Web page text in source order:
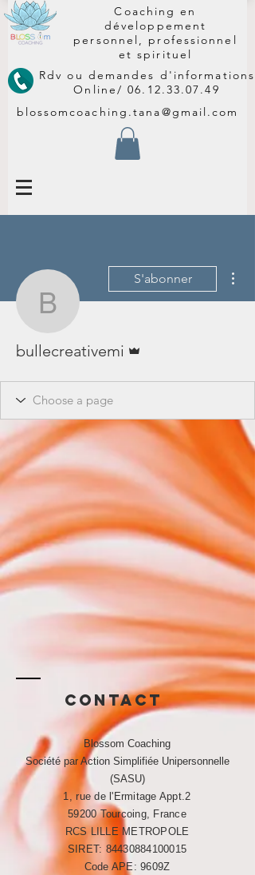
Coaching en
développement
personnel, professionnel
et spirituel
Online/06.12.33.07.49
Rdv ou demandes d'informations
blossomcoaching.tana@gmail.com
bullecreativemi
S'abonner
bullecreativemi
Contact
Blossom Coaching
Société par Action Simplifiée Unipersonnelle
(SASU)
1, rue de l'Ermitage Appt.2
59200 Tourcoing, France
RCS LILLE METROPOLE​​
SIRET: 84430884100015
Code APE: 9609Z